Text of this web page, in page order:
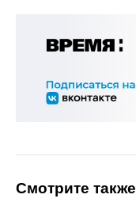
Смотрите также